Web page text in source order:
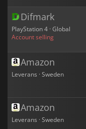
Difmark
PlayStation 4 · Global
Account selling
Amazon
Leverans · Sweden
Amazon
Leverans · Sweden